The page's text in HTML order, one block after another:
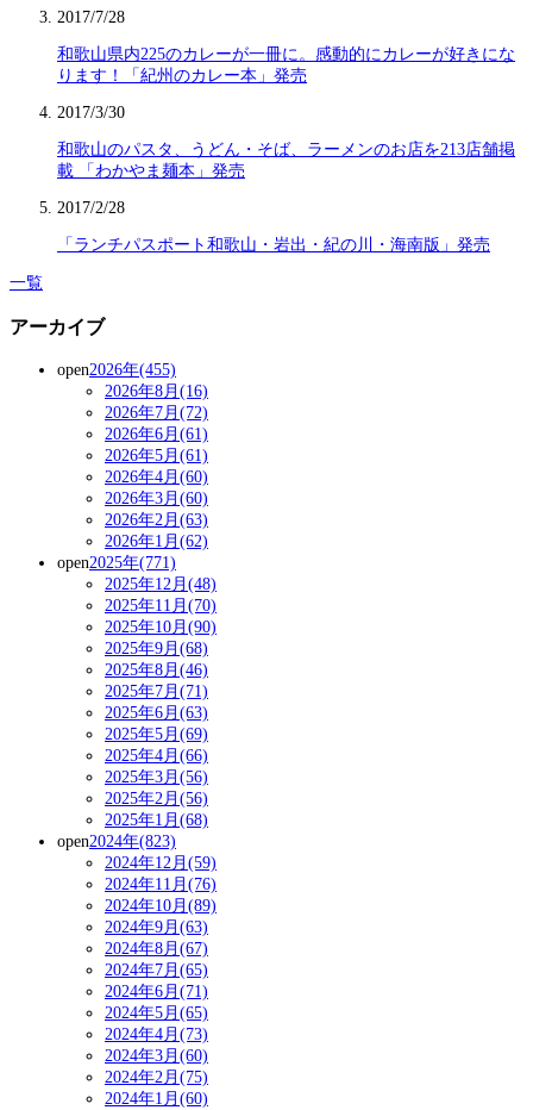
2017/7/28
和歌山県内225のカレーが一冊に。感動的にカレーが好きにな
ります！「紀州のカレー本」発売
2017/3/30
和歌山のパスタ、うどん・そば、ラーメンのお店を213店舗掲
載 「わかやま麺本」発売
2017/2/28
「ランチパスポート和歌山・岩出・紀の川・海南版」発売
一覧
アーカイブ
open2026年(455)
2026年8月(16)
2026年7月(72)
2026年6月(61)
2026年5月(61)
2026年4月(60)
2026年3月(60)
2026年2月(63)
2026年1月(62)
open2025年(771)
2025年12月(48)
2025年11月(70)
2025年10月(90)
2025年9月(68)
2025年8月(46)
2025年7月(71)
2025年6月(63)
2025年5月(69)
2025年4月(66)
2025年3月(56)
2025年2月(56)
2025年1月(68)
open2024年(823)
2024年12月(59)
2024年11月(76)
2024年10月(89)
2024年9月(63)
2024年8月(67)
2024年7月(65)
2024年6月(71)
2024年5月(65)
2024年4月(73)
2024年3月(60)
2024年2月(75)
2024年1月(60)